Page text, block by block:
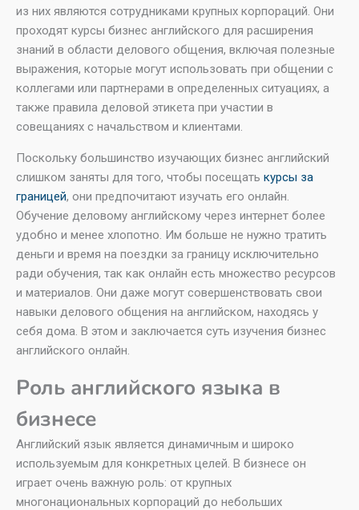
из них являются сотрудниками крупных корпораций. Они
проходят курсы бизнес английского для расширения
знаний в области делового общения, включая полезные
выражения, которые могут использовать при общении с
коллегами или партнерами в определенных ситуациях, а
также правила деловой этикета при участии в
совещаниях с начальством и клиентами.
Поскольку большинство изучающих бизнес английский
слишком заняты для того, чтобы посещать курсы за
границей, они предпочитают изучать его онлайн.
Обучение деловому английскому через интернет более
удобно и менее хлопотно. Им больше не нужно тратить
деньги и время на поездки за границу исключительно
ради обучения, так как онлайн есть множество ресурсов
и материалов. Они даже могут совершенствовать свои
навыки делового общения на английском, находясь у
себя дома. В этом и заключается суть изучения бизнес
английского онлайн.
Роль английского языка в
бизнесе
Английский язык является динамичным и широко
используемым для конкретных целей. В бизнесе он
играет очень важную роль: от крупных
многонациональных корпораций до небольших